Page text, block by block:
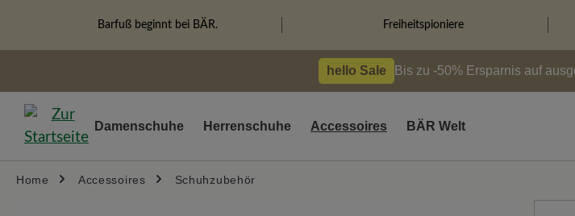
Zur Hauptnavigation springen
Barfuß beginnt bei BÄR. Freiheitspioniere
hello Sale Bis zu -50% Ersparnis auf
Damenschuhe Herrenschuhe Accessoires BÄR Welt
Home Accessoires Schuhzubehör